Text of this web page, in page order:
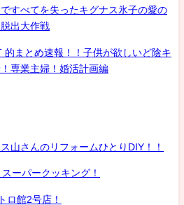
すべてを失ったキグナス氷子の愛の
出大作戦
的まとめ速報！！子供が欲しいど陰キ
専業主婦！婚活計画編
山さんのリフォームひとりDIY！！
ーパークッキング！
ロ館2号店！